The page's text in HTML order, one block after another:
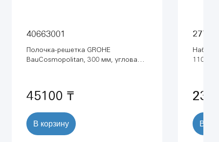
40663001
Полочка-решетка GROHE
BauCosmopolitan, 300 мм, угловая,
45100 ₸
В корзину
Набор
110, 2
В